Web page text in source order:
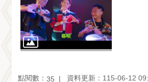
點閱數： 35
資料更新：115-06-12